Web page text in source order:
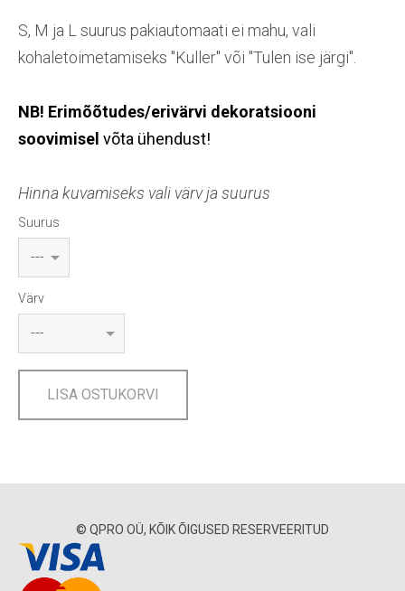
S, M ja L suurus pakiautomaati ei mahu, vali
kohaletoimetamiseks "Kuller" või "Tulen ise järgi".
NB! Erimõõtudes/erivärvi dekoratsiooni
soovimisel võta ühendust!
Hinna kuvamiseks vali värv ja suurus
Suurus
Värv
LISA OSTUKORVI
© QPRO OÜ, KÕIK ÕIGUSED RESERVEERITUD